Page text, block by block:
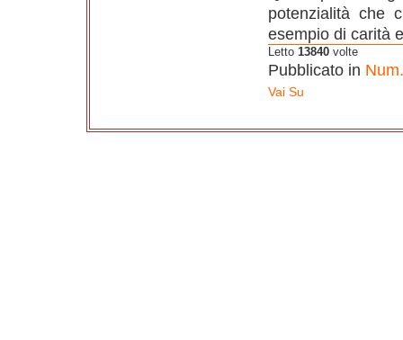
potenzialità che
esempio di carità
Letto 13840volte
Pubblicato in
Vai Su